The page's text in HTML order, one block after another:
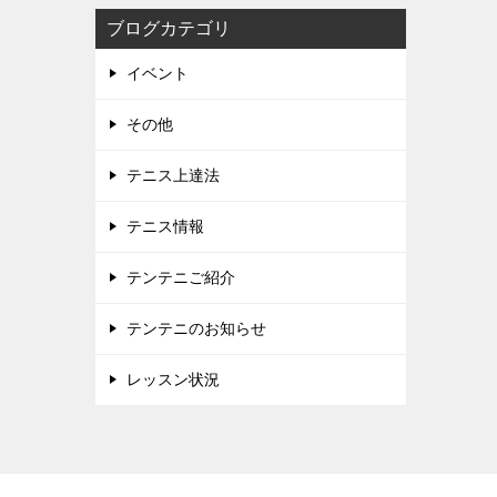
ブログカテゴリ
イベント
その他
テニス上達法
テニス情報
テンテニご紹介
テンテニのお知らせ
レッスン状況